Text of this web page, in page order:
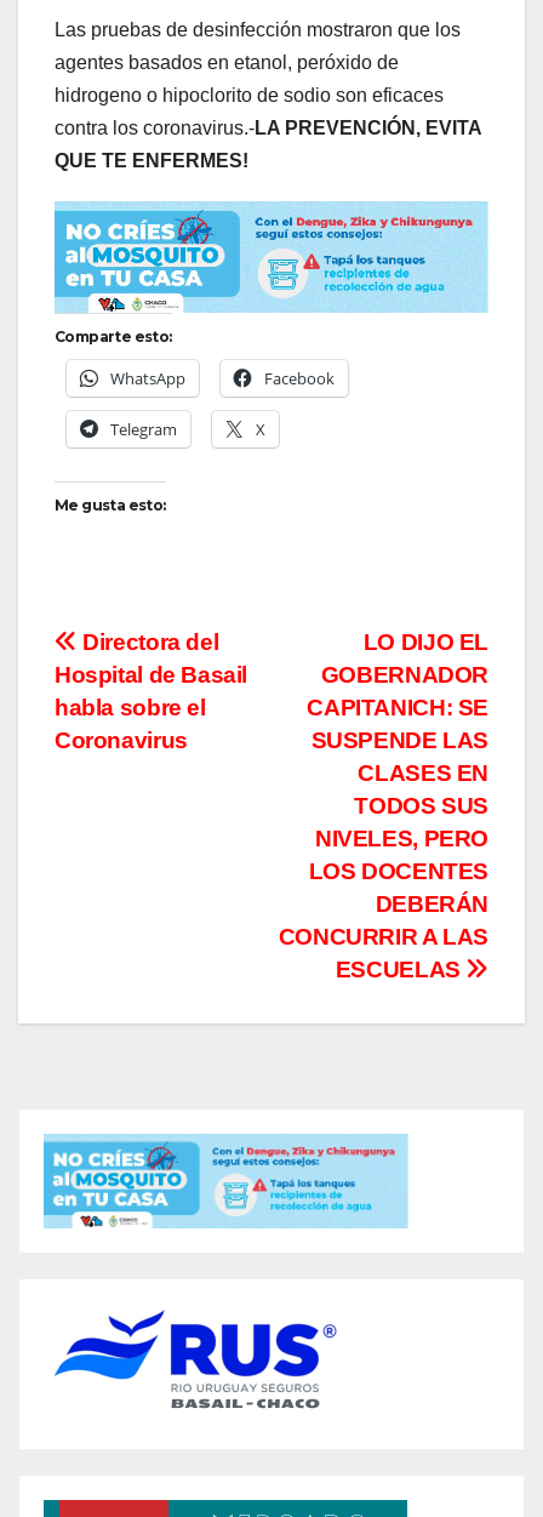
Las pruebas de desinfección mostraron que los
agentes basados en etanol, peróxido de
hidrogeno o hipoclorito de sodio son eficaces
contra los coronavirus.-LA PREVENCIÓN, EVITA
QUE TE ENFERMES!
Comparte esto:
WhatsApp Facebook
Telegram X
Me gusta esto:
Navegación
de
entradas
LO DIJO EL
GOBERNADOR
CAPITANICH: SE
SUSPENDE LAS
CLASES EN
TODOS SUS
NIVELES, PERO
LOS DOCENTES
DEBERÁN
CONCURRIR A LAS
ESCUELAS
Directora del
Hospital de Basail
habla sobre el
Coronavirus